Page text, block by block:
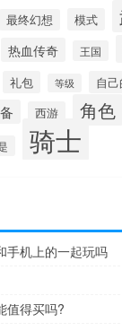
最终幻想 模式
热血传奇 王国
礼包 等级 自己
西游 角色
骑士
手机上的一起玩吗
值得买吗?